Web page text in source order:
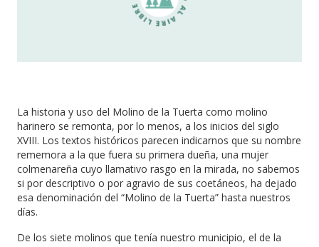
La historia y uso del Molino de la Tuerta como molino
harinero se remonta, por lo menos, a los inicios del siglo
XVIII. Los textos históricos parecen indicarnos que su nombre
rememora a la que fuera su primera dueña, una mujer
colmenareña cuyo llamativo rasgo en la mirada, no sabemos
si por descriptivo o por agravio de sus coetáneos, ha dejado
esa denominación del “Molino de la Tuerta” hasta nuestros
días.
De los siete molinos que tenía nuestro municipio, el de la